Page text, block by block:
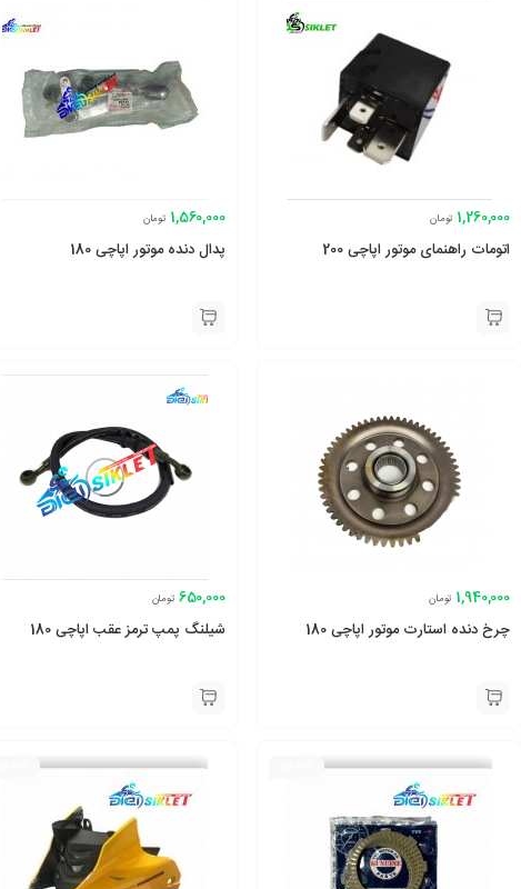
1,260,000 تومان
اتومات راهنمای موتور اپاچی 200
1,560,000 تومان
پدال دنده موتور اپاچی 180
1,940,000 تومان
چرخ دنده استارت موتور اپاچی 180
650,000 تومان
شیلنگ پمپ ترمز عقب اپاچی 180